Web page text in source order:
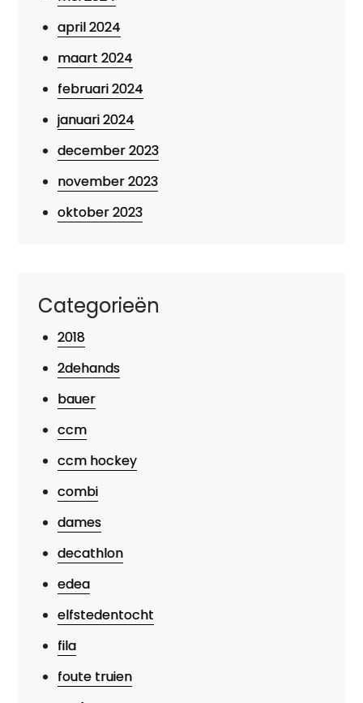
april 2024
maart 2024
februari 2024
januari 2024
december 2023
november 2023
oktober 2023
Categorieën
2018
2dehands
bauer
ccm
ccm hockey
combi
dames
decathlon
edea
elfstedentocht
fila
foute truien